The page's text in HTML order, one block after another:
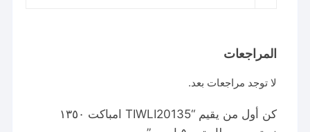
المراجعات
لا توجد مراجعات بعد.
كن أول من يقيم “TIWLI20135 امباكت ١٣٥٠